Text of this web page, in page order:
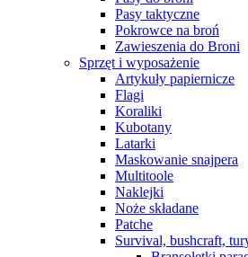
Pasy taktyczne
Pokrowce na broń
Zawieszenia do Broni
Sprzęt i wyposażenie
Artykuły papiernicze
Flagi
Koraliki
Kubotany
Latarki
Maskowanie snajpera
Multitoole
Naklejki
Noże składane
Patche
Survival, bushcraft,